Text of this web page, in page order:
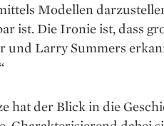
Modellen
ist. Die Ironie ist, dass
und Larry Summers
hat der Blick in die